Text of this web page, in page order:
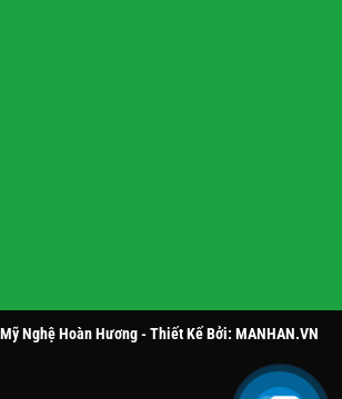
Nghệ Hoàn Hương - Thiết Kế Bởi: MANHAN.VN